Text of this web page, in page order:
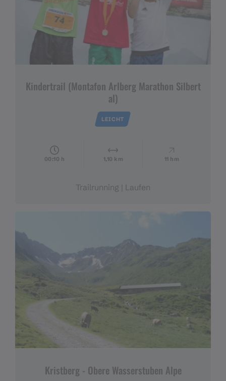
Kindertrail (Montafon Arlberg Marathon Silbert
al)
LEICHT
00:10 h 1,10 km 11 hm
Trailrunning | Laufen
Kristberg - Obere Wasserstuben Alpe